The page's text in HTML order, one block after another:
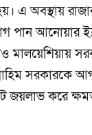
এ অবস্থায়
পান আনোয়ার
মালয়েশিয়ায়
সরকারকে
জয়লাভ করে